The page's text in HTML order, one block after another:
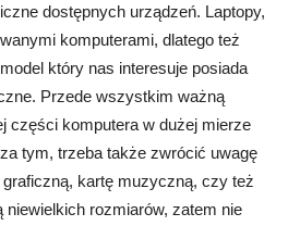
dostępnych urządzeń. Laptopy,
komputerami, dlatego też
który nas interesuje posiada
Przede wszystkim ważną
części komputera w dużej mierze
tym, trzeba także zwrócić uwagę
kartę muzyczną, czy też
niewielkich rozmiarów, zatem nie